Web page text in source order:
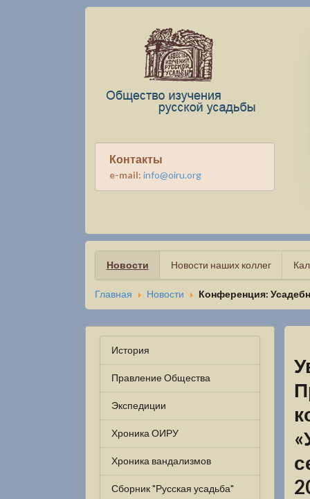
Контакты
e-mail: info@oiru.org
Новости Новости наших коллег
Главная Новости Конференция:
История
Правление Общества
Экспедиции
Хроника ОИРУ
Хроника вандализмов
Сборник "Русская усадьба"